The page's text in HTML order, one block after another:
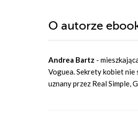
O autorze
Andrea Bartz -
Voguea. Sekrety kobiet nie
uznany przez Real Simple,